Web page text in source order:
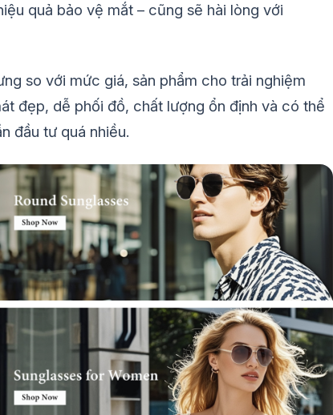
quả bảo vệ mắt – cũng sẽ hài lòng với
so với mức giá, sản phẩm cho trải nghiệm
đẹp, dễ phối đồ, chất lượng ổn định và có thể
đầu tư quá nhiều.